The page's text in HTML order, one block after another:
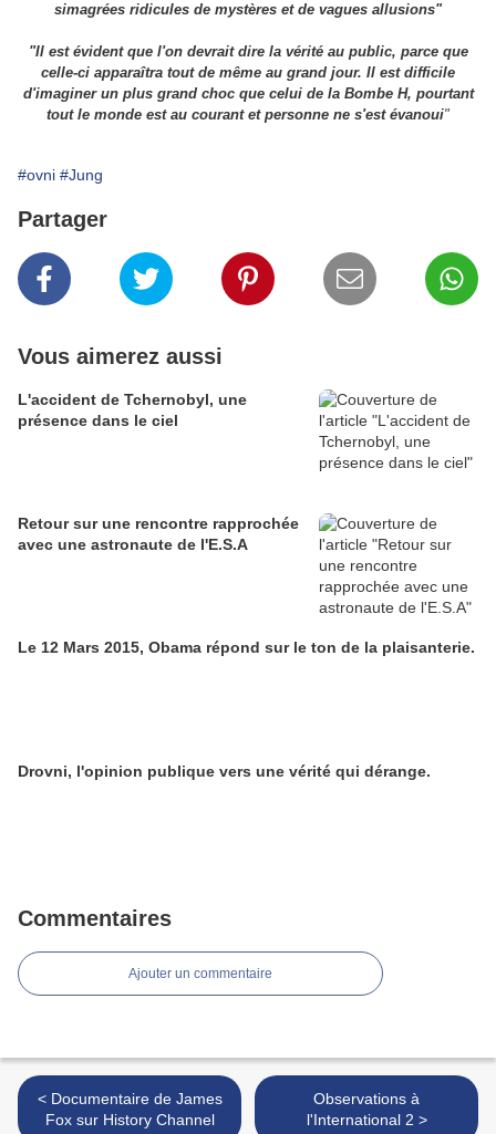
simagrées ridicules de mystères et de vagues allusions"
"Il est évident que l'on devrait dire la vérité au public, parce que
celle-ci apparaîtra tout de même au grand jour. Il est difficile
d'imaginer un plus grand choc que celui de la Bombe H, pourtant
tout le monde est au courant et personne ne s'est évanoui"
#ovni #Jung
Partager
Vous aimerez aussi
L'accident de Tchernobyl, une
présence dans le ciel
Retour sur une rencontre rapprochée
avec une astronaute de l'E.S.A
Le 12 Mars 2015, Obama répond sur le ton de la plaisanterie.
Drovni, l'opinion publique vers une vérité qui dérange.
Commentaires
Ajouter un commentaire
< Documentaire de James
Fox sur History Channel
Observations à
l'International 2 >